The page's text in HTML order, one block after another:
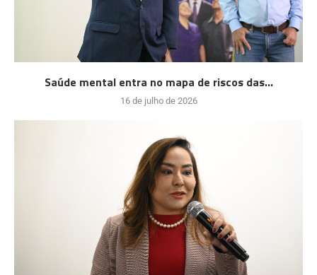
Saúde mental entra no mapa de riscos das...
16 de julho de 2026